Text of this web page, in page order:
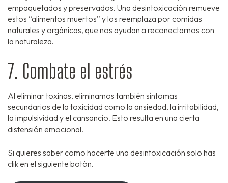
empaquetados y preservados. Una desintoxicación remueve
estos “alimentos muertos” y los reemplaza por comidas
naturales y orgánicas, que nos ayudan a reconectarnos con
la naturaleza.
7. Combate el estrés
Al eliminar toxinas, eliminamos también síntomas
secundarios de la toxicidad como la ansiedad, la irritabilidad,
la impulsividad y el cansancio. Esto resulta en una cierta
distensión emocional.
Si quieres saber como hacerte una desintoxicación solo has
clik en el siguiente botón.